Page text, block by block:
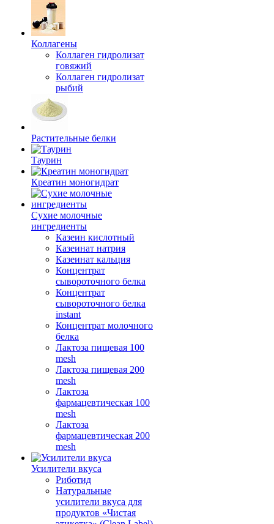
Коллагены
Коллаген гидролизат
говяжий
Коллаген гидролизат
рыбий
Растительные белки
Таурин
Креатин моногидрат
Сухие молочные
ингредиенты
Казеин кислотный
Казеинат натрия
Казеинат кальция
Концентрат
сывороточного белка
Концентрат
сывороточного белка
instant
Концентрат молочного
белка
Лактоза пищевая 100
mesh
Лактоза пищевая 200
mesh
Лактоза
фармацевтическая 100
mesh
Лактоза
фармацевтическая 200
mesh
Усилители вкуса
Риботид
Натуральные
усилители вкуса для
продуктов «Чистая